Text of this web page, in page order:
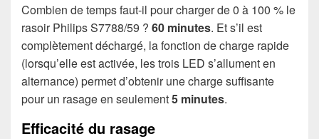
Combien de temps faut-il pour charger de 0 à 100 % le
rasoir Philips S7788/59 ? 60 minutes. Et s’il est
complètement déchargé, la fonction de charge rapide
(lorsqu’elle est activée, les trois LED s’allument en
alternance) permet d’obtenir une charge suffisante
pour un rasage en seulement5 minutes.
Efficacité du rasage